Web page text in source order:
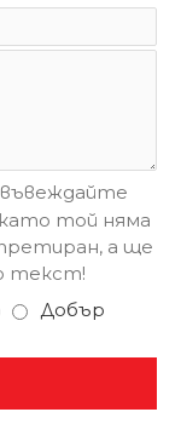
той няма
а ще
текст!
Добър